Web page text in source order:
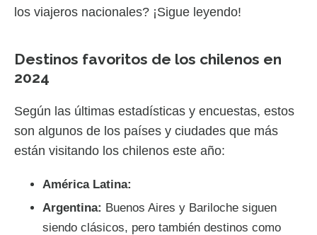
los viajeros nacionales? ¡Sigue leyendo!
Destinos favoritos de los chilenos en
2024
Según las últimas estadísticas y encuestas, estos
son algunos de los países y ciudades que más
están visitando los chilenos este año:
América Latina:
Argentina: Buenos Aires y Bariloche siguen
siendo clásicos, pero también destinos como